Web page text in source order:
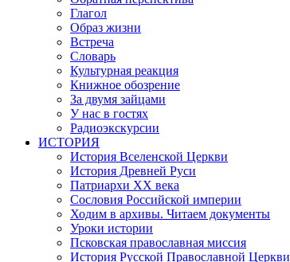
Глагол
Образ жизни
Встреча
Словарь
Культурная реакция
Книжное обозрение
За двумя зайцами
У нас в гостях
Радиоэкскурсии
ИСТОРИЯ
История Вселенской Церкви
История Древней Руси
Патриархи XX века
Сословия Российской империи
Ходим в архивы. Читаем документы
Уроки истории
Псковская православная миссия
История Русской Православной Церкви